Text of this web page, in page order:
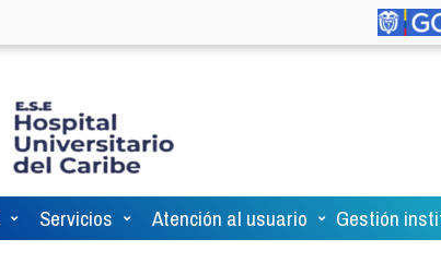
Servicios Atención al usuario Gestión